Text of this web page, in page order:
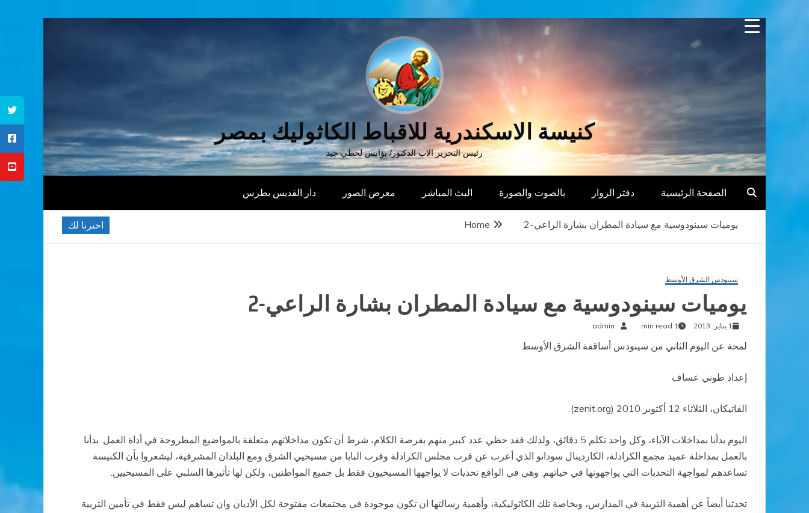
Skip
كنيسة الاسكندرية للاقباط الكاثوليك بمصر
رئيس التحرير الاب الدكتور/ يؤانس لحظي جيد
الصفحة الرئيسية دفتر الزوار بالصوت والصورة البث المباشر معرض الصور دار القديس بطرس
اخترنا لك Home يوميات سينودوسية مع سيادة المطران بشارة الراعي-2
سينودس الشرق الأوسط
يوميات سينودوسية مع سيادة المطران بشارة الراعي-2
1 يناير, 2013 1 min read
admin
لمحة عن اليوم الثاني من سينودس أساقفة الشرق الأوسط
إعداد طوني عساف
الفاتيكان، الثلاثاء 12 أكتوبر 2010 (zenit.org).
اليوم بدأنا بمداخلات الآباء، وكل واحد تكلم 5 دقائق، ولذلك فقد حظي عدد كبير منهم بفرصة الكلام، شرط أن تكون مداخلاتهم متعلقة بالمواضيع المطروحة في أداة العمل. بدأنا
بالعمل بمداخلة عميد مجمع الكرادلة، الكاردينال سودانو الذي أعرب عن قرب مجلس الكرادلة وقرب البابا من مسيحيي الشرق ومع البلدان المشرقية، ليشعروا بأن الكنيسة
تساعدهم لمواجهة التحديات التي يواجهونها في حياتهم. وهي في الواقع تحديات لا يواجهها المسيحيون فقط بل جميع المواطنين، ولكن لها تأثيرها السلبي على المسيحيين.
تحدثنا أيضاً عن أهمية التربية في المدارس، وبخاصة تلك الكاثوليكية، وأهمية رسالتها ان تكون موجودة في مجتمعات مفتوحة لكل الأديان وان تساهم ليس فقط في تأمين التربية